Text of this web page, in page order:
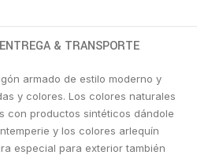
ENTREGA & TRANSPORTE
armado de estilo moderno y
y colores. Los colores naturales
con productos sintéticos dándole
y los colores arlequín
especial para exterior también